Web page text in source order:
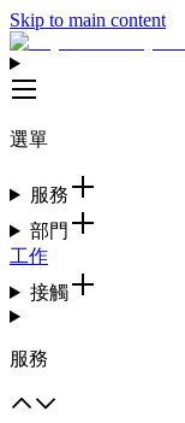
Skip to main content
選單
服務
部門
工作
接觸
服務